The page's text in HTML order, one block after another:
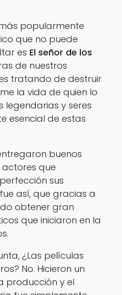
popularmente
que no puede
es El señor de los
de nuestros
tratando de destruir
la vida de quien lo
legendarias y seres
esencial de estas
buenos
que
sus
así, que gracias a
obtener gran
que iniciaron en la
¿Las películas
No. Hicieron un
producción y el